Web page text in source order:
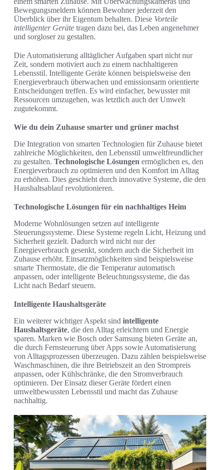
Bewegungsmeldern können Bewohner jederzeit den
Überblick über ihr Eigentum behalten. Diese Vorteile
intelligenter Geräte tragen dazu bei, das Leben angenehmer
und sorgloser zu gestalten.
Die Automatisierung alltäglicher Aufgaben spart nicht nur
Zeit, sondern motiviert auch zu einem nachhaltigeren
Lebensstil. Intelligente Geräte können beispielsweise den
Energieverbrauch überwachen und emissionsarm orientierte
Entscheidungen treffen. Es wird einfacher, bewusster mit
Ressourcen umzugehen, was letztlich auch der Umwelt
zugutekommt.
Wie du dein Zuhause smarter und grüner machst
Die Integration von smarten Technologien für Zuhause bietet
zahlreiche Möglichkeiten, den Lebensstil umweltfreundlicher
zu gestalten. Technologische Lösungen ermöglichen es, den
Energieverbrauch zu optimieren und den Komfort im Alltag
zu erhöhen. Dies geschieht durch innovative Systeme, die den
Haushaltsablauf revolutionieren.
Technologische Lösungen für ein nachhaltiges Heim
Moderne Wohnlösungen setzen auf intelligente
Steuerungssysteme. Diese Systeme regeln Licht, Heizung und
Sicherheit gezielt. Dadurch wird nicht nur der
Energieverbrauch gesenkt, sondern auch die Sicherheit im
Zuhause erhöht. Einsatzmöglichkeiten sind beispielsweise
smarte Thermostate, die die Temperatur automatisch
anpassen, oder intelligente Beleuchtungssysteme, die das
Licht nach Bedarf steuern.
Intelligente Haushaltsgeräte
Ein weiterer wichtiger Aspekt sind intelligente
Haushaltsgeräte, die den Alltag erleichtern und Energie
sparen. Marken wie Bosch oder Samsung bieten Geräte an,
die durch Fernsteuerung über Apps sowie Automatisierung
von Alltagsprozessen überzeugen. Dazu zählen beispielsweise
Waschmaschinen, die ihre Betriebszeit an den Strompreis
anpassen, oder Kühlschränke, die den Stromverbrauch
optimieren. Der Einsatz dieser Geräte fördert einen
umweltbewussten Lebensstil und macht das Zuhause
nachhaltig.